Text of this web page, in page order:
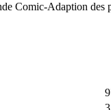
Comic-Adaption